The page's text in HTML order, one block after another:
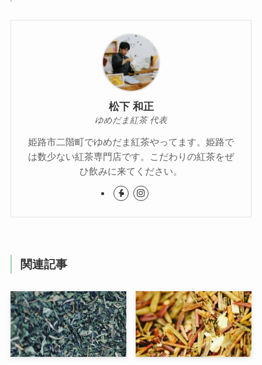
松下 和正
ゆめだま紅茶 代表
姫路市二階町でゆめだま紅茶やってます。姫路で
は数少ない紅茶専門店です。こだわりの紅茶をぜ
ひ飲みに来てください。
関連記事